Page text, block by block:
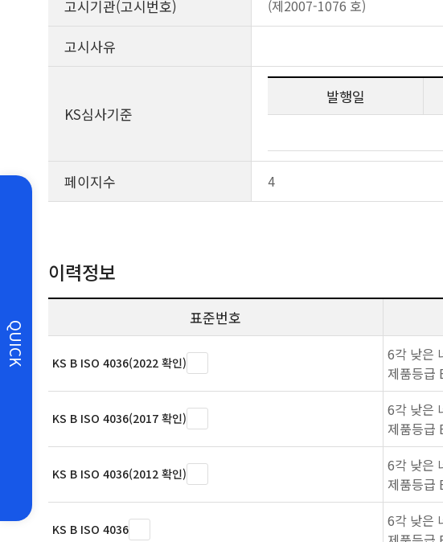
QUICK
고시기관(고시번호) (제2007-1076 호)
고시사유
KS심사기준
발행일
페이지수 4
이력정보
표준번호
KS B ISO 4036(2022 확인)
6각 낮은
제품등급
KS B ISO 4036(2017 확인)
6각 낮은
제품등급
KS B ISO 4036(2012 확인)
6각 낮은
제품등급
KS B ISO 4036
6각 낮은